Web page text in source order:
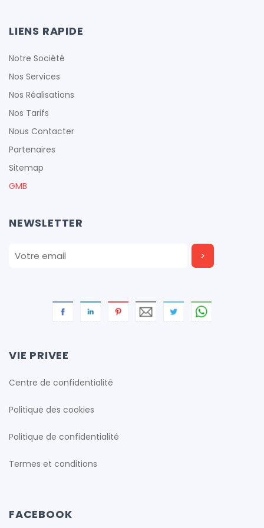
LIENS RAPIDE
Notre Société
Nos Services
Nos Réalisations
Nos Tarifs
Nous Contacter
Partenaires
Sitemap
GMB
NEWSLETTER
VIE PRIVEE
Centre de confidentialité
Politique des cookies
Politique de confidentialité
Termes et conditions
FACEBOOK